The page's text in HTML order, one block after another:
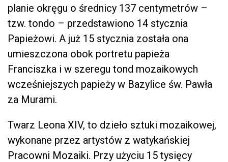
planie okręgu o średnicy 137 centymetrów –
tzw. tondo – przedstawiono 14 stycznia
Papieżowi. A już 15 stycznia została ona
umieszczona obok portretu papieża
Franciszka i w szeregu tond mozaikowych
wcześniejszych papieży w Bazylice św. Pawła
za Murami.
Twarz Leona XIV, to dzieło sztuki mozaikowej,
wykonane przez artystów z watykańskiej
Pracowni Mozaiki. Przy użyciu 15 tysięcy